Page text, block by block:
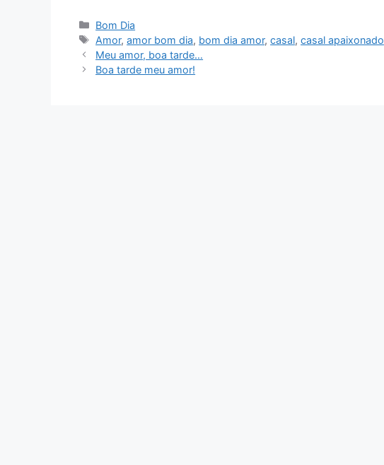
Categorias
Bom Dia
Tags
Amor,amor bom dia, bom dia amor,casal,casal apaixonado
Meu amor, boa tarde…
Boa tarde meu amor!